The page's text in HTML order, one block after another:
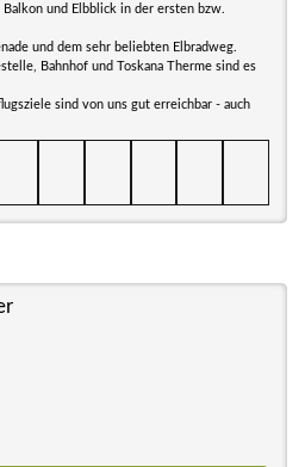
und Elbblick in der ersten bzw.
und dem sehr beliebten Elbradweg.
Bahnhof und Toskana Therme sind es
sind von uns gut erreichbar - auch